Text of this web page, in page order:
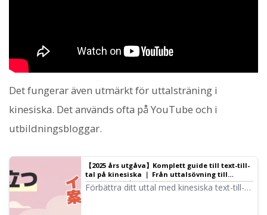
Det fungerar även utmärkt för uttalsträning i
kinesiska. Det används ofta på YouTube och i
utbildningsbloggar.
【2025 års utgåva】Komplett guide till text-till-
tal på kinesiska ｜ Från uttalsövning till
turismstöd ｜ Text-till-tal-programvara
Ondoku
Förbättra ditt uttal med kinesiska text-till-